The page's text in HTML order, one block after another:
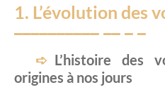
1. L’évolution des
L’histoire des
origines à nos jours